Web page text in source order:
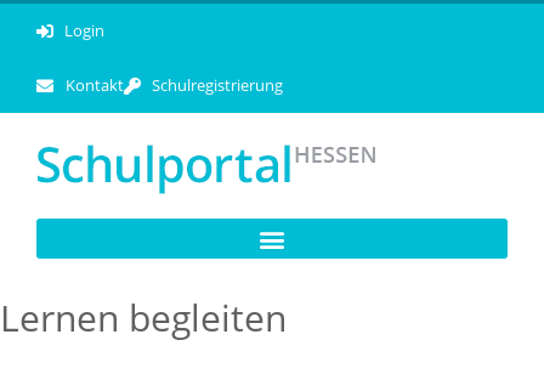
Login
Kontakt Schulregistrierung
Lernen begleiten